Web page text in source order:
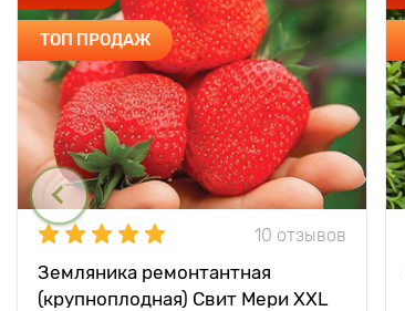
ТОП ПРОДАЖ
10 отзывов
Земляника ремонтантная
(крупноплодная) Свит Мери XXL